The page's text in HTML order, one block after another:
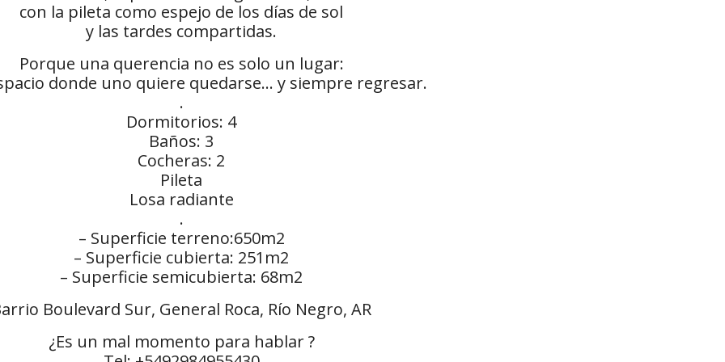
con la pileta como espejo de los días de sol
y las tardes compartidas.
Porque una querencia no es solo un lugar:
donde uno quiere quedarse… y siempre regresar.
.
Dormitorios: 4
Baños: 3
Cocheras: 2
Pileta
Losa radiante
.
– Superficie terreno:650m2
– Superficie cubierta: 251m2
– Superficie semicubierta: 68m2
Boulevard Sur, General Roca, Río Negro, AR
¿Es un mal momento para hablar ?